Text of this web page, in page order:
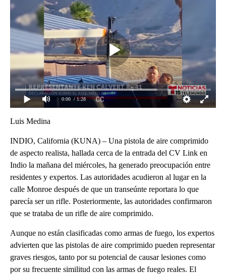
0:00 / 1:28
Luis Medina
INDIO, California (KUNA) – Una pistola de aire comprimido
de aspecto realista, hallada cerca de la entrada del CV Link en
Indio la mañana del miércoles, ha generado preocupación entre
residentes y expertos. Las autoridades acudieron al lugar en la
calle Monroe después de que un transeúnte reportara lo que
parecía ser un rifle. Posteriormente, las autoridades confirmaron
que se trataba de un rifle de aire comprimido.
Aunque no están clasificadas como armas de fuego, los expertos
advierten que las pistolas de aire comprimido pueden representar
graves riesgos, tanto por su potencial de causar lesiones como
por su frecuente similitud con las armas de fuego reales. El